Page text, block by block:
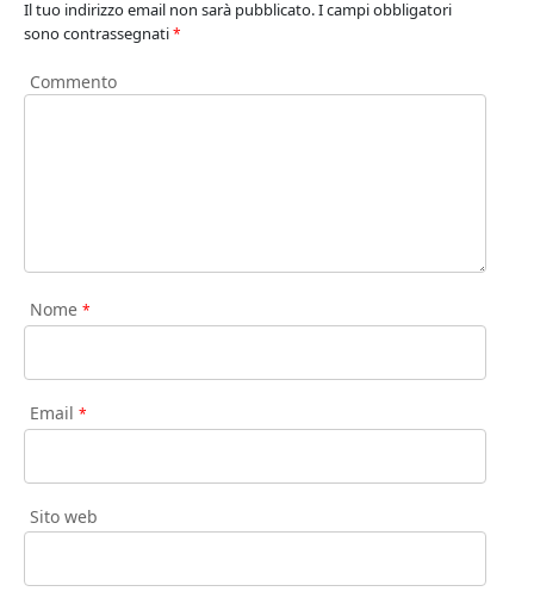
Il tuo indirizzo email non sarà pubblicato.I campi obbligatori
sono contrassegnati*
Commento
Nome *
Email *
Sito web